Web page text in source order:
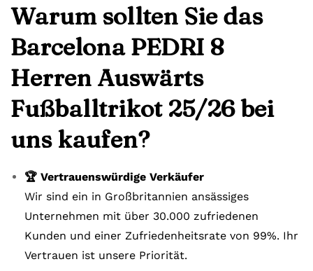
Warum sollten Sie das
Barcelona PEDRI 8
Herren Auswärts
Fußballtrikot 25/26 bei
uns kaufen?
🏆 Vertrauenswürdige Verkäufer
Wir sind ein in Großbritannien ansässiges
Unternehmen mit über 30.000 zufriedenen
Kunden und einer Zufriedenheitsrate von 99%. Ihr
Vertrauen ist unsere Priorität.